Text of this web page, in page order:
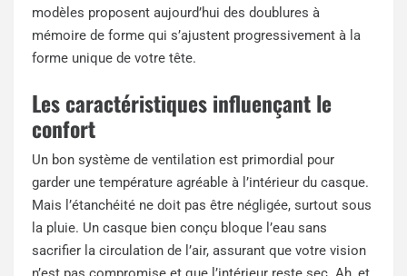
modèles proposent aujourd’hui des doublures à
mémoire de forme qui s’ajustent progressivement à la
forme unique de votre tête.
Les caractéristiques influençant le
confort
Un bon système de ventilation est primordial pour
garder une température agréable à l’intérieur du casque.
Mais l’étanchéité ne doit pas être négligée, surtout sous
la pluie. Un casque bien conçu bloque l’eau sans
sacrifier la circulation de l’air, assurant que votre vision